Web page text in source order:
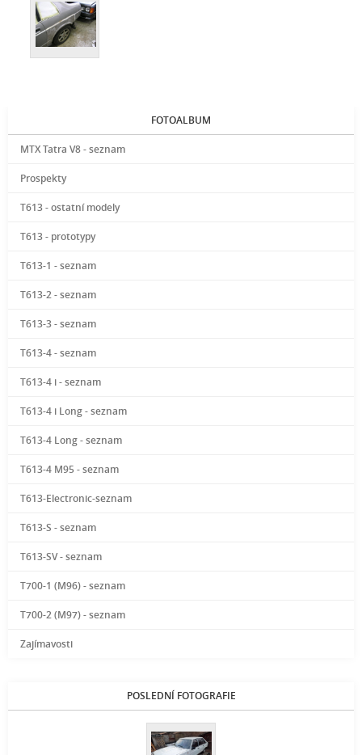
FOTOALBUM
MTX Tatra V8 - seznam
Prospekty
T613 - ostatní modely
T613 - prototypy
T613-1 - seznam
T613-2 - seznam
T613-3 - seznam
T613-4 - seznam
T613-4 i - seznam
T613-4 i Long - seznam
T613-4 Long - seznam
T613-4 M95 - seznam
T613-Electronic-seznam
T613-S - seznam
T613-SV - seznam
T700-1 (M96) - seznam
T700-2 (M97) - seznam
Zajímavosti
POSLEDNÍ FOTOGRAFIE